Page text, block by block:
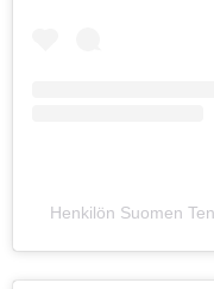
Henkilön Suomen